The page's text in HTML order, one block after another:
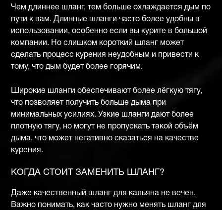
Чем длиннее шланг, тем больше охлаждается дым по
пути к вам. Длинные шланги часто более удобны в
использовании, особенно если вы курите в большой
компании. Но слишком короткий шланг может
сделать процесс курения неудобным и привести к
тому, что дым будет более горячим.
Широкие шланги обеспечивают более лёгкую тягу,
что позволяет получить больше дыма при
минимальных усилиях. Узкие шланги дают более
плотную тягу, но могут не пропускать такой объём
дыма, что может негативно сказаться на качестве
курения.
КОГДА СТОИТ ЗАМЕНИТЬ ШЛАНГ?
Даже качественный шланг для кальяна не вечен.
Важно понимать, как часто нужно менять шланг для